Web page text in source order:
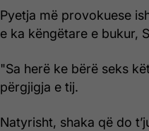
Pyetja më provokuese
e ka këngëtare e bukur,
"Sa herë ke bërë seks
përgjigja e tij.
Natyrisht, shaka që do